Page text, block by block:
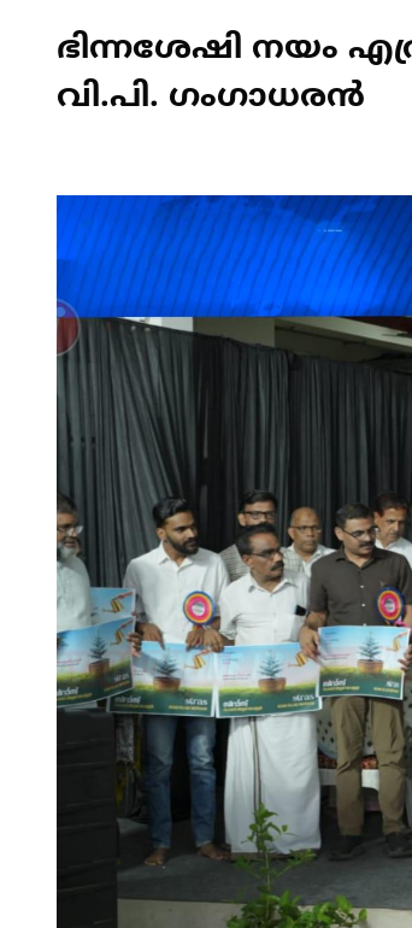
ഭിന്നശേഷി നയം
വി.പി. ഗംഗാധരൻ